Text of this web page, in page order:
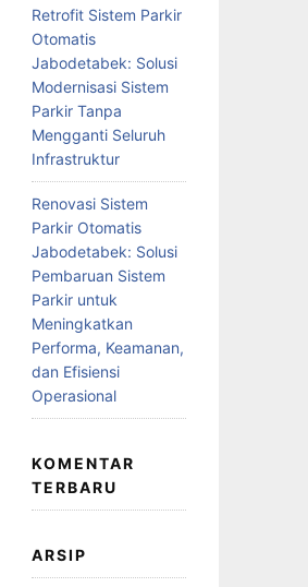
Retrofit Sistem Parkir
Otomatis
Jabodetabek: Solusi
Modernisasi Sistem
Parkir Tanpa
Mengganti Seluruh
Infrastruktur
Renovasi Sistem
Parkir Otomatis
Jabodetabek: Solusi
Pembaruan Sistem
Parkir untuk
Meningkatkan
Performa, Keamanan,
dan Efisiensi
Operasional
KOMENTAR
TERBARU
ARSIP